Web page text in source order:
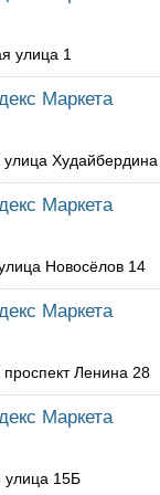
улица 1
Маркета
Маркета
Новосёлов 14
Маркета
Ленина 28
Маркета
улица 15Б